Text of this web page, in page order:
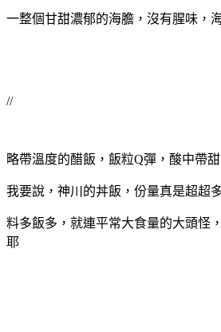
一整個甘甜濃郁的海膽，沒有腥味，
//
略帶溫度的醋飯，飯粒Q彈，酸中帶甜
我要說，神川的丼飯，份量真是超超
料多飯多，就連平常大食量的大頭怪
耶